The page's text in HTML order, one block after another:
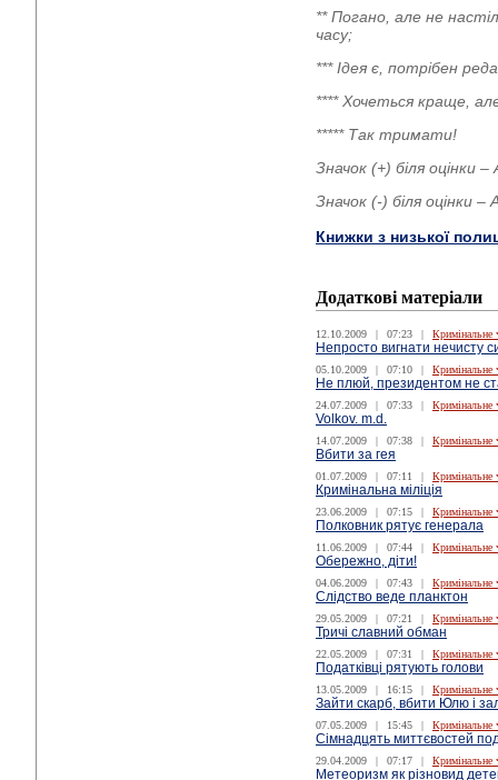
** Погано, але не
часу;
*** Ідея є, потрібен
**** Хочеться краще,
***** Так тримати!
Значок (+) біля оцінки
Значок (-) біля оцінки
Книжки з низької
Додаткові матеріали
12.10.2009 | 07:23 | Кримінальне
Непросто вигнати нечисту
05.10.2009 | 07:10 | Кримінальне
Не плюй, президентом не
24.07.2009 | 07:33 | Кримінальне
Volkov. m.d.
14.07.2009 | 07:38 | Кримінальне
Вбити за гея
01.07.2009 | 07:11 | Кримінальне
Кримінальна міліція
23.06.2009 | 07:15 | Кримінальне
Полковник рятує генерала
11.06.2009 | 07:44 | Кримінальне
Обережно, діти!
04.06.2009 | 07:43 | Кримінальне
Слідство веде планктон
29.05.2009 | 07:21 | Кримінальне
Тричі славний обман
22.05.2009 | 07:31 | Кримінальне
Податківці рятують голови
13.05.2009 | 16:15 | Кримінальне
Зайти скарб, вбити Юлю і
07.05.2009 | 15:45 | Кримінальне
Сімнадцять миттєвостей
29.04.2009 | 07:17 | Кримінальне
Метеоризм як різновид